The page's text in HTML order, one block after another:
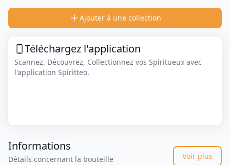
Ajouter à une collection
Téléchargez l'application
Scannez, Découvrez, Collectionnez vos Spiritueux avec
l'application Spiritteo.
Informations
Détails concernant la bouteille Voir plus